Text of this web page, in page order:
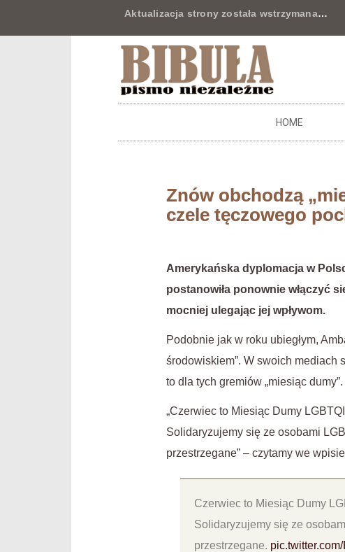
Aktualizacja strony została wstrzymana…
HOME
Znów obchodzą
czele tęczowego
Amerykańska dyplomacja w
postanowiła ponownie włączyć
mocniej ulegając jej wpływom.
Podobnie jak w roku ubiegłym,
środowiskiem”. W swoich mediach
to dla tych gremiów „miesiąc dumy”.
„Czerwiec to Miesiąc Dumy
Solidaryzujemy się ze osobami
przestrzegane” – czytamy we
Czerwiec to Miesiąc Dumy
Solidaryzujemy się ze
przestrzegane.